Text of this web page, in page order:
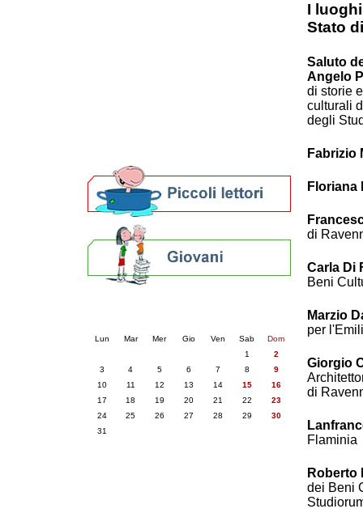
I
Stato
Saluto
Angelo
di storie
culturali
degli
Fabrizio
Floriana
di
Carla Di
Beni
Marzio
per
Giorgio
di
Flaminia
Roberto
dei Beni
Lun Mar Mer Gio Ven Sab
Dom
1
2
3
4 5 6 7 8
9
10
11 12 13 14 15
16
17
18 19 20 21 22
23
24
25 26 27 28 29
30
31